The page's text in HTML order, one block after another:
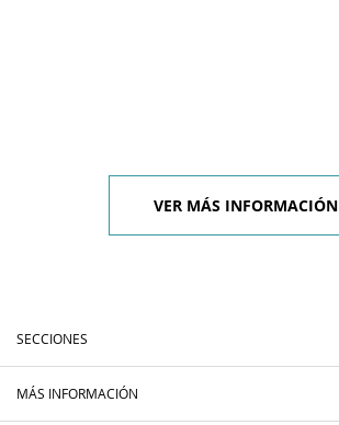
VER MÁS INFORMACIÓN
SECCIONES
MÁS INFORMACIÓN